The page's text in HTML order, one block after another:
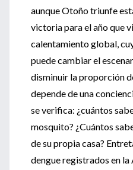
aunque Otoño triunfe
victoria para el año que
calentamiento global,
puede cambiar el
disminuir la proporción
depende de una
se verifica: ¿cuántos
mosquito? ¿Cuántos
de su propia casa?
dengue registrados en